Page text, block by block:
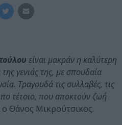
είναι μακράν η καλύτερη
γενιάς της, με σπουδαία
Τραγουδά τις συλλαβές, τις
τέτοιο, που αποκτούν ζωή
ο Θάνος Μικρούτσικος.